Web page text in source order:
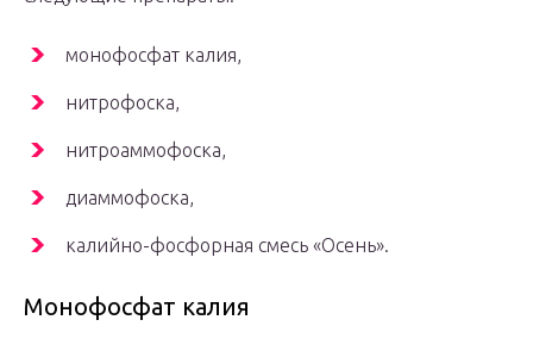
монофосфат калия,
нитрофоска,
нитроаммофоска,
диаммофоска,
калийно-фосфорная смесь «Осень».
Монофосфат калия